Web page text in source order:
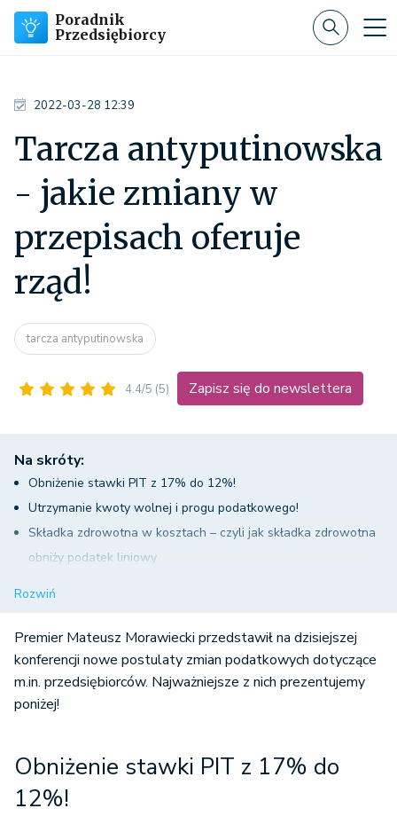
Poradnik
Przedsiębiorcy
2022-03-28 12:39
Tarcza antyputinowska
- jakie zmiany w
przepisach oferuje
rząd!
tarcza antyputinowska
4.4/5 (5) Zapisz się do newslettera
Na skróty:
Obniżenie stawki PIT z 17% do 12%!
Utrzymanie kwoty wolnej i progu podatkowego!
Składka zdrowotna w kosztach – czyli jak składka zdrowotna
obniży podatek liniowy
Ulga dla klasy średniej – likwidacja od 1 lipca 2022 roku!
Zmiany dla przedsiębiorców – co mówi tarcza
antyputinowska?
Rozwiń
Premier Mateusz Morawiecki przedstawił na dzisiejszej
konferencji nowe postulaty zmian podatkowych dotyczące
m.in. przedsiębiorców. Najważniejsze z nich prezentujemy
poniżej!
Obniżenie stawki PIT z 17% do
12%!